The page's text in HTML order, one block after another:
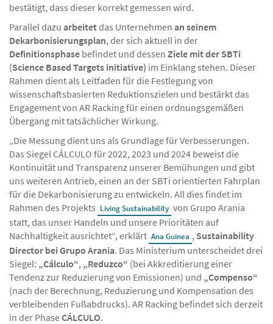
bestätigt, dass dieser korrekt gemessen wird.
Parallel dazu arbeitetdas Unternehmen an seinem
Dekarbonisierungsplan, der sich aktuell in der
Definitionsphase befindet und dessen Ziele mit der SBTi
(Science Based Targets initiative) im Einklang stehen. Dieser
Rahmen dient als Leitfaden für die Festlegung von
wissenschaftsbasierten Reduktionszielen und bestärkt das
Engagement von AR Racking für einen ordnungsgemäßen
Übergang mit tatsächlicher Wirkung.
„Die Messung dient uns als Grundlage für Verbesserungen.
Das Siegel CÁLCULO für 2022, 2023 und 2024 beweist die
Kontinuität und Transparenz unserer Bemühungen und gibt
uns weiteren Antrieb, einen an der SBTi orientierten Fahrplan
für die Dekarbonisierung zu entwickeln. All dies findet im
Rahmen des Projekts Living Sustainability von Grupo Arania
statt, das unser Handeln und unsere Prioritäten auf
Nachhaltigkeit ausrichtet“, erklärt Ana Guinea , Sustainability
Director bei Grupo Arania. Das Ministerium unterscheidet drei
Siegel: „Cálculo“, „Reduzco“ (bei Akkreditierung einer
Tendenz zur Reduzierung von Emissionen) und „Compenso“
(nach der Berechnung, Reduzierung und Kompensation des
verbleibenden Fußabdrucks). AR Racking befindet sich derzeit
in der PhaseCÁLCULO.